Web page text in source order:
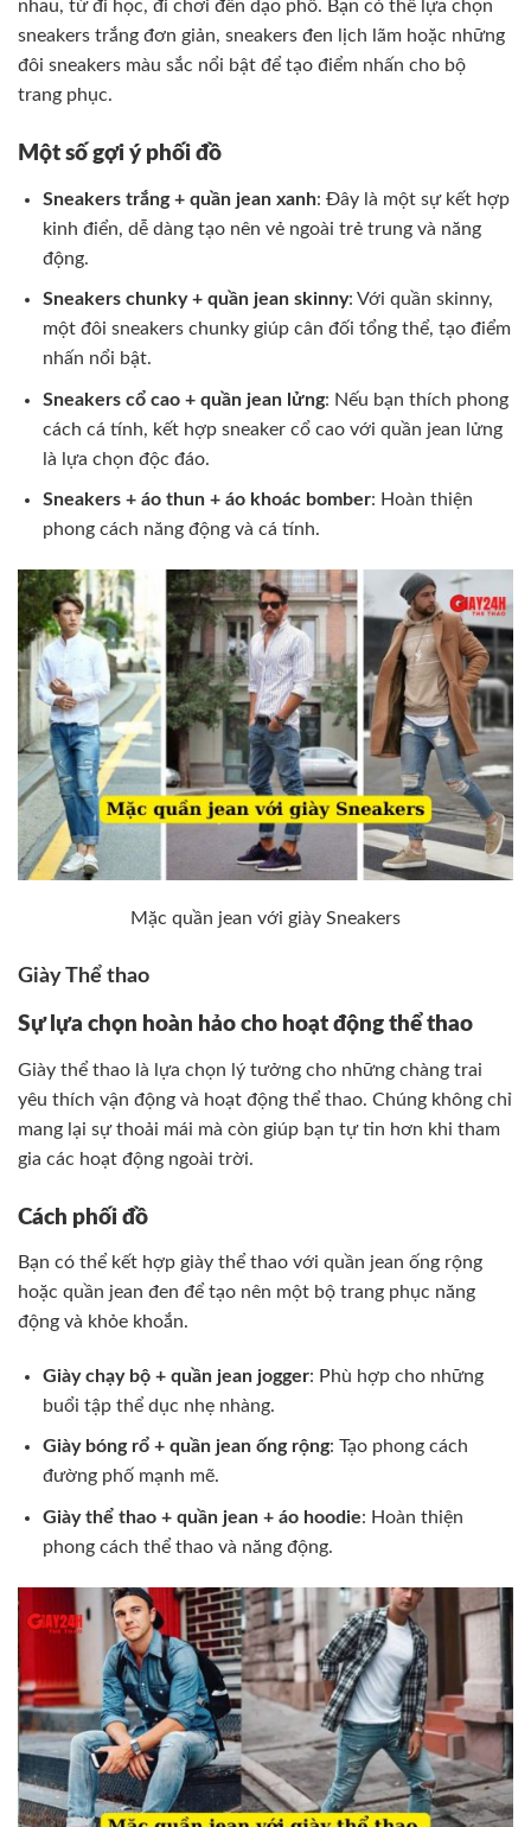
nhau, từ đi học, đi chơi đến dạo phố. Bạn có thể lựa chọn
sneakers trắng đơn giản, sneakers đen lịch lãm hoặc những
đôi sneakers màu sắc nổi bật để tạo điểm nhấn cho bộ
trang phục.
Một số gợi ý phối đồ
Sneakers trắng + quần jean xanh: Đây là một sự kết hợp
kinh điển, dễ dàng tạo nên vẻ ngoài trẻ trung và năng
động.
Sneakers chunky + quần jean skinny: Với quần skinny,
một đôi sneakers chunky giúp cân đối tổng thể, tạo điểm
nhấn nổi bật.
Sneakers cổ cao + quần jean lửng: Nếu bạn thích phong
cách cá tính, kết hợp sneaker cổ cao với quần jean lửng
là lựa chọn độc đáo.
Sneakers + áo thun + áo khoác bomber: Hoàn thiện
phong cách năng động và cá tính.
Mặc quần jean với giày Sneakers
Giày Thể thao
Sự lựa chọn hoàn hảo cho hoạt động thể thao
Giày thể thao là lựa chọn lý tưởng cho những chàng trai
yêu thích vận động và hoạt động thể thao. Chúng không chỉ
mang lại sự thoải mái mà còn giúp bạn tự tin hơn khi tham
gia các hoạt động ngoài trời.
Cách phối đồ
Bạn có thể kết hợp giày thể thao với quần jean ống rộng
hoặc quần jean đen để tạo nên một bộ trang phục năng
động và khỏe khoắn.
Giày chạy bộ + quần jean jogger: Phù hợp cho những
buổi tập thể dục nhẹ nhàng.
Giày bóng rổ + quần jean ống rộng: Tạo phong cách
đường phố mạnh mẽ.
Giày thể thao + quần jean + áo hoodie: Hoàn thiện
phong cách thể thao và năng động.